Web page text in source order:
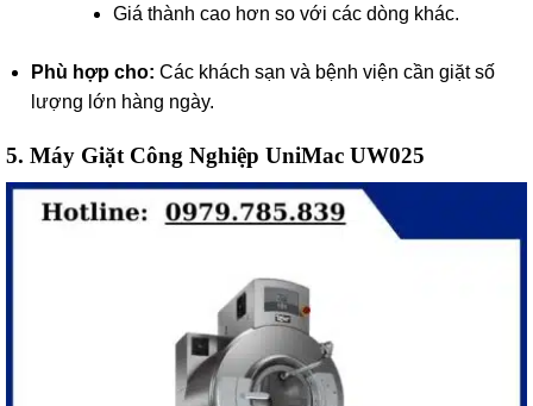
Giá thành cao hơn so với các dòng khác.
Phù hợp cho: Các khách sạn và bệnh viện cần giặt số
lượng lớn hàng ngày.
5. Máy Giặt Công Nghiệp UniMac UW025